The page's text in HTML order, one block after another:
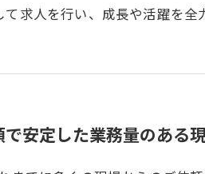
求人を行い、成長や活躍を全
安定した業務量のある